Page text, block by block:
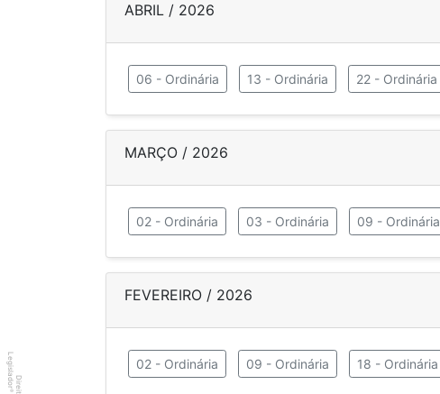
ABRIL / 2026
06 - Ordinária 13 - Ordinária 22 - Ordinária
MARÇO / 2026
02 - Ordinária 03 - Ordinária 09 - Ordinária
FEVEREIRO / 2026
02 - Ordinária 09 - Ordinária 18 - Ordinária
Legislador
®